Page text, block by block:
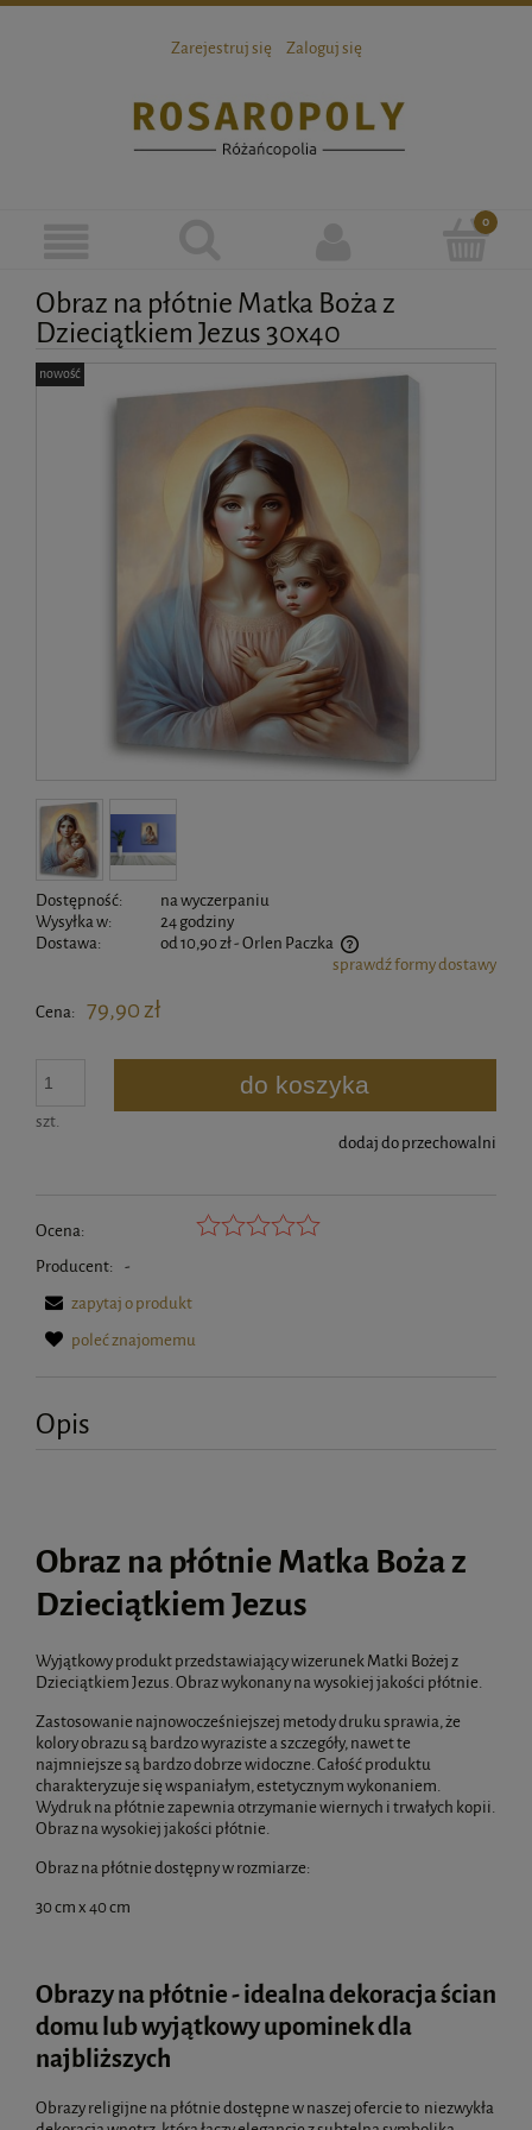
Zarejestruj się Zaloguj się
Obraz na płótnie Matka Boża z
Dzieciątkiem Jezus 30x40
nowość
Dostępność:
na wyczerpaniu
Wysyłka w:
24 godziny
Dostawa:
od 10,90 zł- Orlen Paczka
Cena nie zawiera ewentualnych kosztów płatnościsprawdź formy dostawy
Cena: 79,90 zł
szt.
do koszyka
dodaj do przechowalni
Ocena:
Producent: -
zapytaj o produkt
poleć znajomemu
Opis
Obraz na płótnie Matka Boża z
Dzieciątkiem Jezus
Wyjątkowy produkt przedstawiający wizerunek Matki Bożej z
Dzieciątkiem Jezus. Obraz wykonany na wysokiej jakości płótnie.
Zastosowanie najnowocześniejszej metody druku sprawia, że
kolory obrazu są bardzo wyraziste a szczegóły, nawet te
najmniejsze są bardzo dobrze widoczne. Całość produktu
charakteryzuje się wspaniałym, estetycznym wykonaniem.
Wydruk na płótnie zapewnia otrzymanie wiernych i trwałych kopii.
Obraz na wysokiej jakości płótnie.
Obraz na płótnie dostępny w rozmiarze:
30 cm x 40 cm
Obrazy na płótnie - idealna dekoracja ścian
domu lub wyjątkowy upominek dla
najbliższych
Obrazy religijne na płótnie dostępne w naszej ofercie to niezwykła